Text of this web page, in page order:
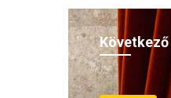
Következő